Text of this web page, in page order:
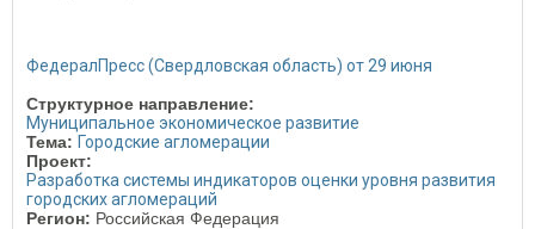
ФедералПресс (Свердловская область) от 29 июня
Структурное направление:
Муниципальное экономическое развитие
Тема: Городские агломерации
Проект:
Разработка системы индикаторов оценки уровня развития
городских агломераций
Регион: Российская Федерация